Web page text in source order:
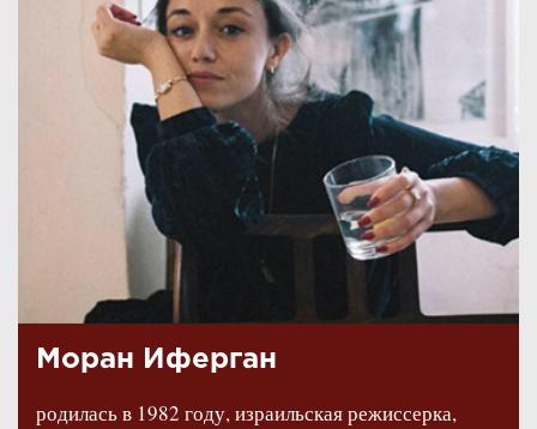
Моран Иферган
родилась в 1982 году, израильская режиссерка,